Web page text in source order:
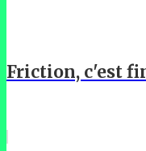
Friction, c'est